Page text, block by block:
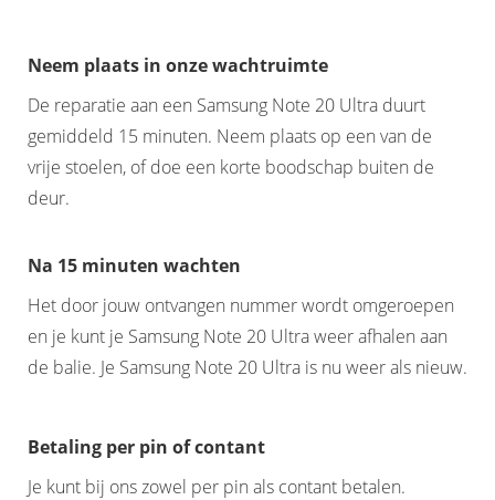
Neem plaats in onze wachtruimte
De reparatie aan een Samsung Note 20 Ultra duurt
gemiddeld 15 minuten. Neem plaats op een van de
vrije stoelen, of doe een korte boodschap buiten de
deur.
Na 15 minuten wachten
Het door jouw ontvangen nummer wordt omgeroepen
en je kunt je Samsung Note 20 Ultra weer afhalen aan
de balie. Je Samsung Note 20 Ultra is nu weer als nieuw.
Betaling per pin of contant
Je kunt bij ons zowel per pin als contant betalen.